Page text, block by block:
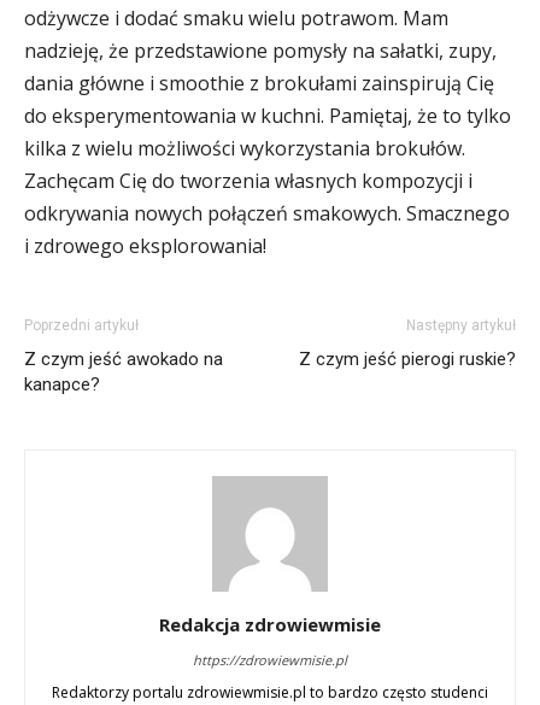
odżywcze i dodać smaku wielu potrawom. Mam
nadzieję, że przedstawione pomysły na sałatki, zupy,
dania główne i smoothie z brokułami zainspirują Cię
do eksperymentowania w kuchni. Pamiętaj, że to tylko
kilka z wielu możliwości wykorzystania brokułów.
Zachęcam Cię do tworzenia własnych kompozycji i
odkrywania nowych połączeń smakowych. Smacznego
i zdrowego eksplorowania!
Poprzedni artykuł
Z czym jeść awokado na
kanapce?
Następny artykuł
Z czym jeść pierogi ruskie?
Redakcja zdrowiewmisie
https://zdrowiewmisie.pl
Redaktorzy portalu zdrowiewmisie.pl to bardzo często studenci